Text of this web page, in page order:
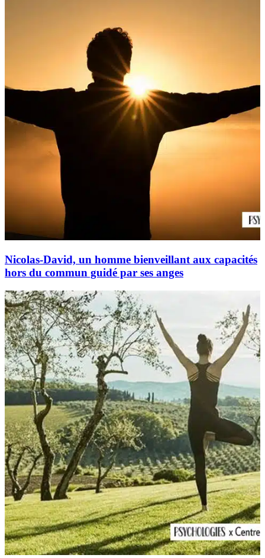
Nicolas-David, un homme bienveillant aux capacités
hors du commun guidé par ses anges